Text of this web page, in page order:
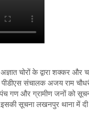
चोरों के द्वारा शक्कर
संचालक अजय राम
गण और ग्रामीण जनों को
सूचना लखनपुर थाना में